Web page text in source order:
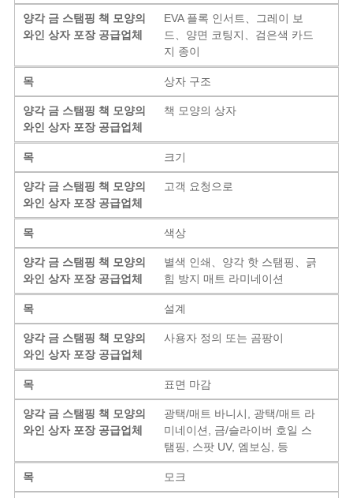
양각 금 스탬핑 책 모양의
와인 상자 포장 공급업체
EVA 플록 인서트、그레이 보
드、양면 코팅지、검은색 카드
지 종이
목 상자 구조
양각 금 스탬핑 책 모양의
와인 상자 포장 공급업체
책 모양의 상자
목 크기
양각 금 스탬핑 책 모양의
와인 상자 포장 공급업체
고객 요청으로
목 색상
양각 금 스탬핑 책 모양의
와인 상자 포장 공급업체
별색 인쇄、양각 핫 스탬핑、긁
힘 방지 매트 라미네이션
목 설계
양각 금 스탬핑 책 모양의
와인 상자 포장 공급업체
사용자 정의 또는 곰팡이
목 표면 마감
양각 금 스탬핑 책 모양의
와인 상자 포장 공급업체
광택/매트 바니시, 광택/매트 라
미네이션, 금/슬라이버 호일 스
탬핑, 스팟 UV, 엠보싱, 등
목 모크